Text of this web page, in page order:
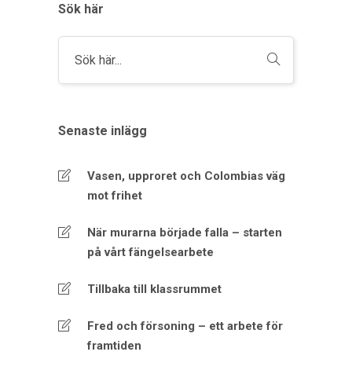
Sök här
Senaste inlägg
Vasen, upproret och Colombias väg
mot frihet
När murarna började falla – starten
på vårt fängelsearbete
Tillbaka till klassrummet
Fred och försoning – ett arbete för
framtiden